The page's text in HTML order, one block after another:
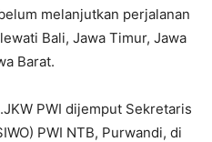
melanjutkan perjalanan
Bali, Jawa Timur, Jawa
Barat.
PWI dijemput Sekretaris
PWI NTB, Purwandi, di